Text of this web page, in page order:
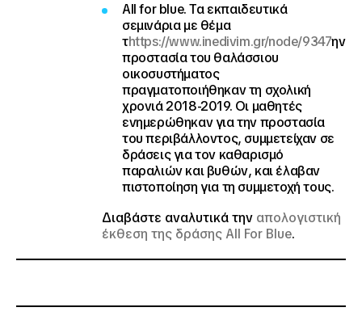
All for blue. Τα εκπαιδευτικά
σεμινάρια με θέμα
τhttps://www.inedivim.gr/node/9347ην
προστασία του θαλάσσιου
οικοσυστήματος
πραγματοποιήθηκαν τη σχολική
χρονιά 2018-2019. Οι μαθητές
ενημερώθηκαν για την προστασία
του περιβάλλοντος, συμμετείχαν σε
δράσεις για τον καθαρισμό
παραλιών και βυθών, και έλαβαν
πιστοποίηση για τη συμμετοχή τους.
Διαβάστε αναλυτικά την απολογιστική
έκθεση της δράσης All For Blue.